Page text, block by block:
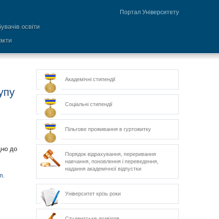
освіти
Портал Університету
до
.
Академічні стипендії
Соціальні стипендії
Пільгове проживання в гуртожитку
Порядок відрахування, переривання
навчання, поновлення і переведення,
надання академічної відпустки
Університет крізь роки